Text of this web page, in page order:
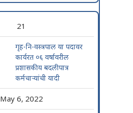
21
गृह-नि-वस्त्रपाल या पदावर
कार्यरत ०६ वर्षावरील
प्रशासकीय बदलीपात्र
कर्मचाऱ्यांची यादी
May 6, 2022